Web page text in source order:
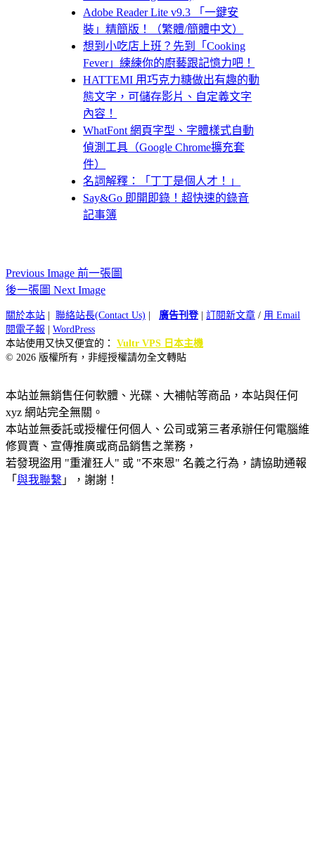
Adobe Reader Lite v9.3 「一鍵安
裝」精簡版！（繁體/簡體中文）
想到小吃店上班？先到「Cooking
Fever」練練你的廚藝跟記憶力吧！
HATTEMI 用巧克力糖做出有趣的動
態文字，可儲存影片、自定義文字
內容！
WhatFont 網頁字型、字體樣式自動
偵測工具（Google Chrome擴充套
件）
名詞解釋：「丁丁是個人才！」
Say&Go 即開即錄！超快速的錄音
記事簿
Previous Image 前一張圖
後一張圖 Next Image
關於本站 聯絡站長(Contact Us) 廣告刊登| 訂閱新文章 / 用 Email
閱電子報
WordPress
本站使用又快又便宜的： Vultr VPS 日本主機
© 2026 版權所有，非經授權請勿全文轉貼
本站並無銷售任何軟體、光碟、大補帖等商品，本站與任何
xyz 網站完全無關。
本站並無委託或授權任何個人、公司或第三者承辦任何電腦維
修買賣、宣傳推廣或商品銷售之業務，
若發現盜用 "重灌狂人" 或 "不來恩" 名義之行為，請協助通報
「 與我聯繫 」，謝謝！